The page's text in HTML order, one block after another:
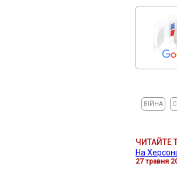
ВІЙНА
ЧИТАЙТЕ
На
27 травня